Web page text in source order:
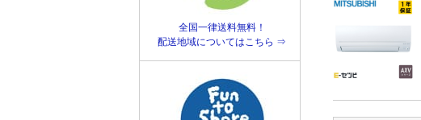
全国一律送料無料！
配送地域についてはこちら ⇒